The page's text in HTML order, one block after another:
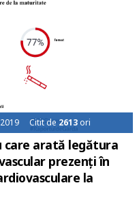
2019 Citit de 2613 ori
care arată legătura
prezenți în
la